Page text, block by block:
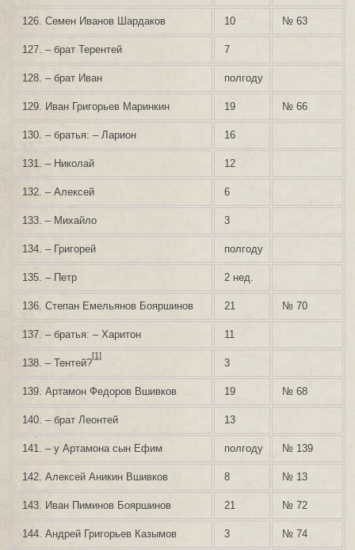
126. Семен Иванов Шардаков 10 № 63
127. – брат Терентей 7
128. – брат Иван полгоду
129. Иван Григорьев Маринкин 19 № 66
130. – братья: – Ларион 16
131. – Николай 12
132. – Алексей 6
133. – Михайло 3
134. – Григорей полгоду
135. – Петр 2 нед.
136. Степан Емельянов Бояршинов 21 № 70
137. – братья: – Харитон 11
138. – Тентей?
[1]
3
139. Артамон Федоров Вшивков 19 № 68
140. – брат Леонтей 13
141. – у Артамона сын Ефим полгоду № 139
142. Алексей Аникин Вшивков 8 № 13
143. Иван Пиминов Бояршинов 21 № 72
144. Андрей Григорьев Казымов 3 № 74